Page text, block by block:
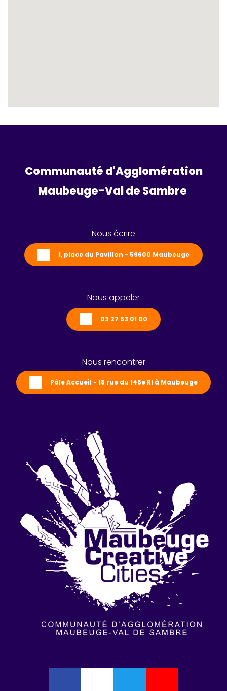
Communauté d'Agglomération
Maubeuge-Val de Sambre
Nous écrire
1, place du Pavillon - 59600 Maubeuge
Nous appeler
03 27 53 01 00
Nous rencontrer
Pôle Accueil - 18 rue du 145e RI à Maubeuge